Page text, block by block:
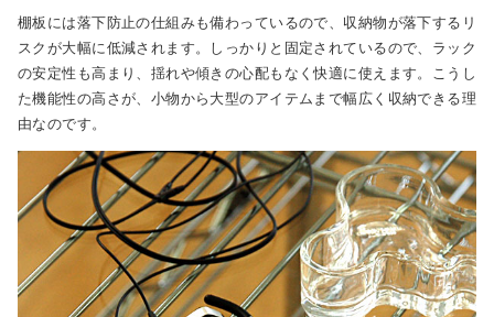
棚板には落下防止の仕組みも備わっているので、収納物が落下するリ
スクが大幅に低減されます。しっかりと固定されているので、ラック
の安定性も高まり、揺れや傾きの心配もなく快適に使えます。こうし
た機能性の高さが、小物から大型のアイテムまで幅広く収納できる理
由なのです。